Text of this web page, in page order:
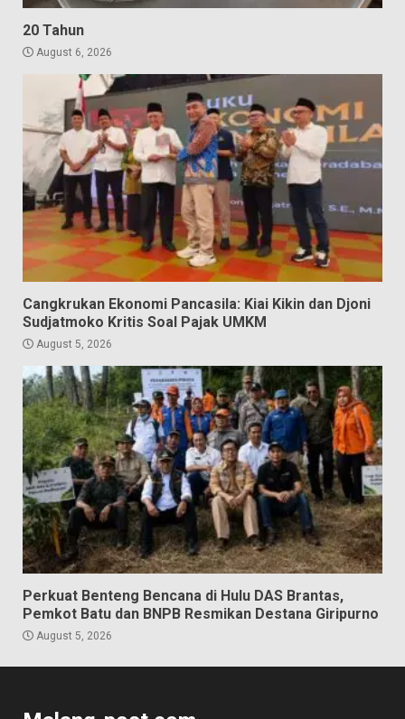
20 Tahun
August 6, 2026
Cangkrukan Ekonomi Pancasila: Kiai Kikin dan Djoni
Sudjatmoko Kritis Soal Pajak UMKM
August 5, 2026
Perkuat Benteng Bencana di Hulu DAS Brantas,
Pemkot Batu dan BNPB Resmikan Destana Giripurno
August 5, 2026